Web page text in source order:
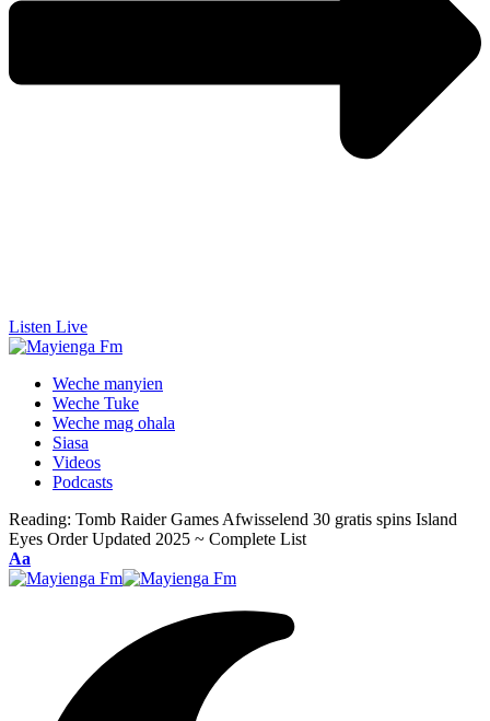
Listen Live
Weche manyien
Weche Tuke
Weche mag ohala
Siasa
Videos
Podcasts
Reading: Tomb Raider Games Afwisselend 30 gratis spins Island
Eyes Order Updated 2025 ~ Complete List
Font
Resizer
Aa